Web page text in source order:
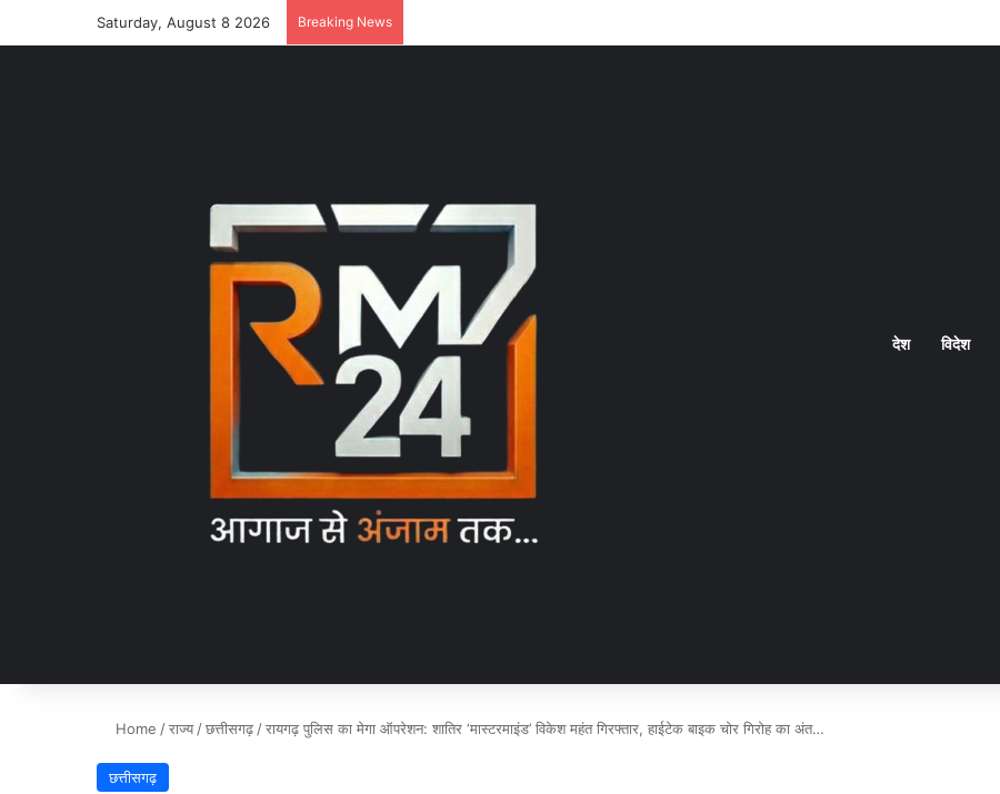
Saturday, August 8 2026 Breaking News
Homeदेश विदेश
Home /राज्य /छत्तीसगढ़ /रायगढ़ पुलिस का मेगा ऑपरेशन: शातिर ‘मास्टरमाइंड’ विकेश महंत गिरफ्तार, हाईटेक बाइक चोर गिरोह का अंत…
छत्तीसगढ़